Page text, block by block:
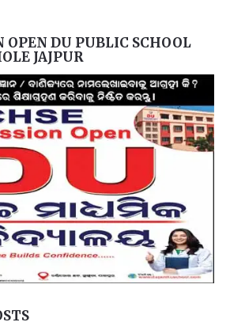
OPEN DU PUBLIC SCHOOL
JAJPUR